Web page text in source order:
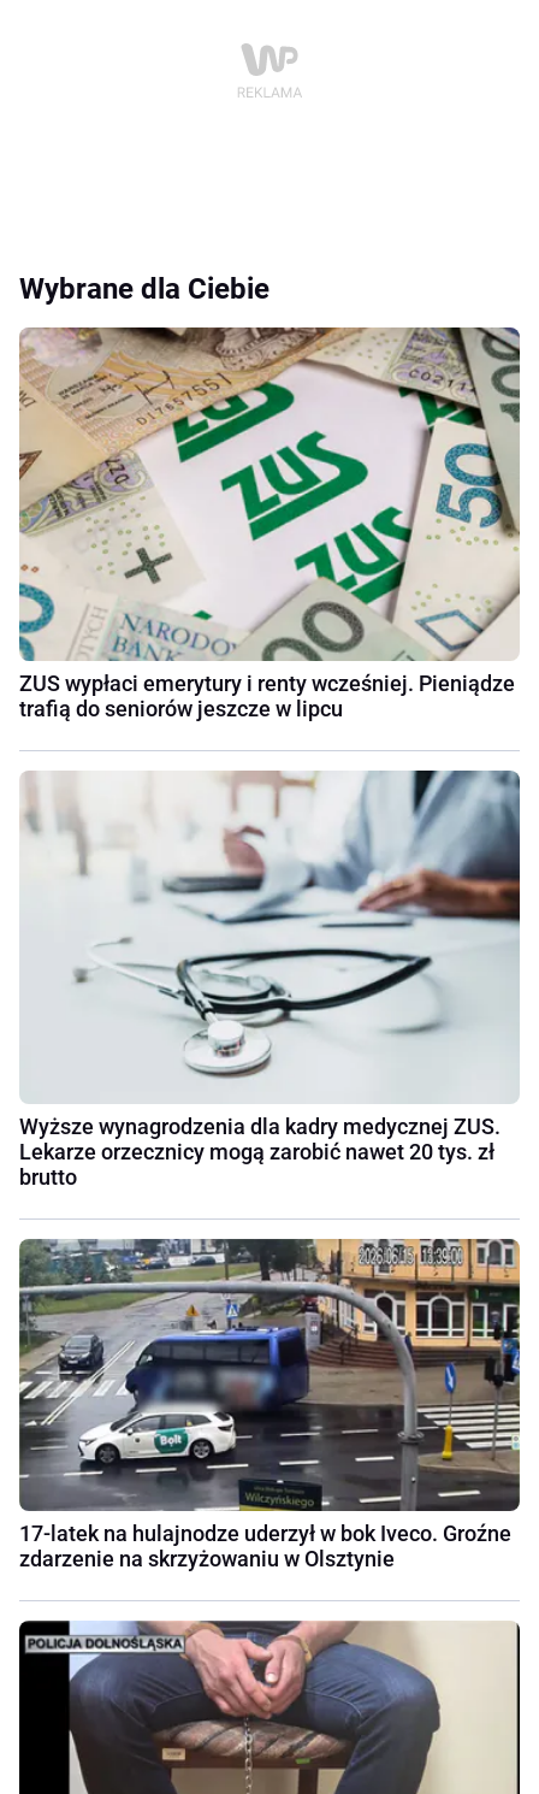
Wybrane dla Ciebie
ZUS wypłaci emerytury i renty wcześniej. Pieniądze
trafią do seniorów jeszcze w lipcu
Wyższe wynagrodzenia dla kadry medycznej ZUS.
Lekarze orzecznicy mogą zarobić nawet 20 tys. zł
brutto
17-latek na hulajnodze uderzył w bok Iveco. Groźne
zdarzenie na skrzyżowaniu w Olsztynie